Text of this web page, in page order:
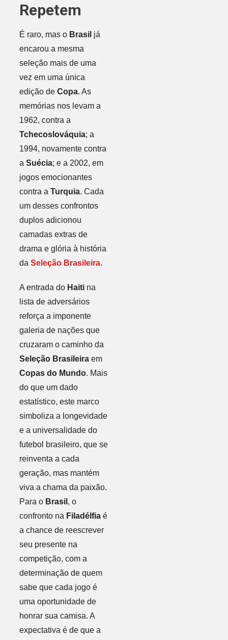
Repetem
É raro, mas o Brasil já
encarou a mesma
seleção mais de uma
vez em uma única
edição de Copa. As
memórias nos levam a
1962, contra a
Tchecoslováquia; a
1994, novamente contra
a Suécia; e a 2002, em
jogos emocionantes
contra a Turquia. Cada
um desses confrontos
duplos adicionou
camadas extras de
drama e glória à história
da Seleção Brasileira.
A entrada do Haitina
lista de adversários
reforça a imponente
galeria de nações que
cruzaram o caminho da
Seleção Brasileiraem
Copas do Mundo. Mais
do que um dado
estatístico, este marco
simboliza a longevidade
e a universalidade do
futebol brasileiro, que se
reinventa a cada
geração, mas mantém
viva a chama da paixão.
Para o Brasil , o
confronto na Filadélfiaé
a chance de reescrever
seu presente na
competição, com a
determinação de quem
sabe que cada jogo é
uma oportunidade de
honrar sua camisa. A
expectativa é de que a